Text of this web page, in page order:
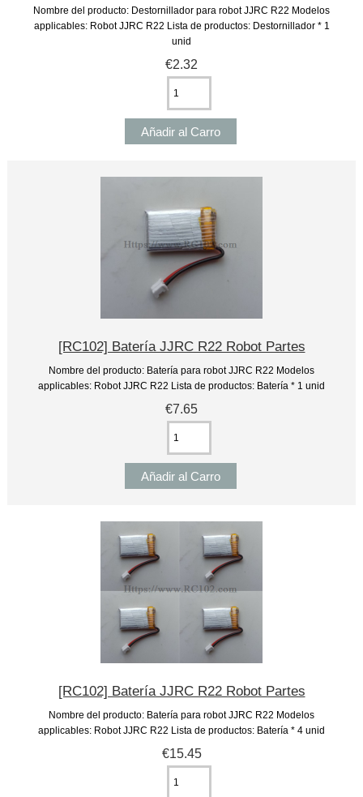
Nombre del producto: Destornillador para robot JJRC R22 Modelos
applicables: Robot JJRC R22 Lista de productos: Destornillador * 1
unid
€2.32
[RC102] Batería JJRC R22 Robot Partes
Nombre del producto: Batería para robot JJRC R22 Modelos
applicables: Robot JJRC R22 Lista de productos: Batería * 1 unid
€7.65
[RC102] Batería JJRC R22 Robot Partes
Nombre del producto: Batería para robot JJRC R22 Modelos
applicables: Robot JJRC R22 Lista de productos: Batería * 4 unid
€15.45